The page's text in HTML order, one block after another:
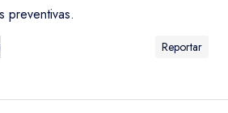
preventivas.
Reportar